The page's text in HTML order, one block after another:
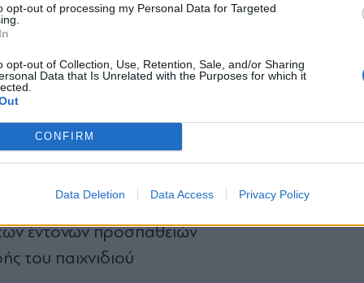
opt-out of processing my Personal Data for Targeted
opt-out of Collection, Use, Retention, Sale, and/or Sharing
Data that Is Unrelated with the Purposes for which it
CONFIRM
Data Deletion Data Access Privacy Policy
των ποδοσφαιριστών
επιπτώσεις που έχουν οι υψηλές
υδράργυρος ξεπερνά τους 28 βαθμούς
κινήσεων
αθλητές κατά τη διάρκεια του αγώνα
έντονων προσπαθειών
του παιχνιδιού